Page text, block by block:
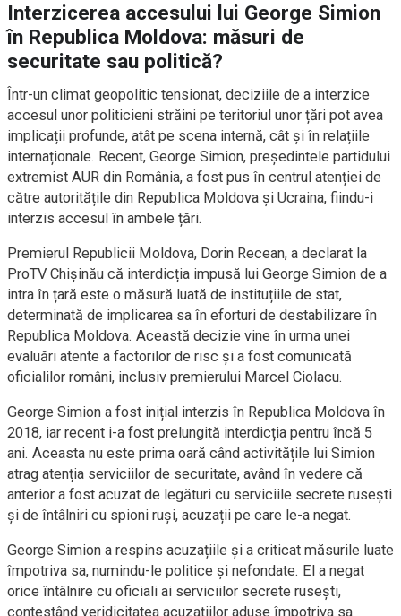
Interzicerea accesului lui George Simion
în Republica Moldova: măsuri de
securitate sau politică?
Într-un climat geopolitic tensionat, deciziile de a interzice
accesul unor politicieni străini pe teritoriul unor țări pot avea
implicații profunde, atât pe scena internă, cât și în relațiile
internaționale. Recent, George Simion, președintele partidului
extremist AUR din România, a fost pus în centrul atenției de
către autoritățile din Republica Moldova și Ucraina, fiindu-i
interzis accesul în ambele țări.
Premierul Republicii Moldova, Dorin Recean, a declarat la
ProTV Chișinău că interdicția impusă lui George Simion de a
intra în țară este o măsură luată de instituțiile de stat,
determinată de implicarea sa în eforturi de destabilizare în
Republica Moldova. Această decizie vine în urma unei
evaluări atente a factorilor de risc și a fost comunicată
oficialilor români, inclusiv premierului Marcel Ciolacu.
George Simion a fost inițial interzis în Republica Moldova în
2018, iar recent i-a fost prelungită interdicția pentru încă 5
ani. Aceasta nu este prima oară când activitățile lui Simion
atrag atenția serviciilor de securitate, având în vedere că
anterior a fost acuzat de legături cu serviciile secrete rusești
și de întâlniri cu spioni ruși, acuzații pe care le-a negat.
George Simion a respins acuzațiile și a criticat măsurile luate
împotriva sa, numindu-le politice și nefondate. El a negat
orice întâlnire cu oficiali ai serviciilor secrete rusești,
contestând veridicitatea acuzațiilor aduse împotriva sa.